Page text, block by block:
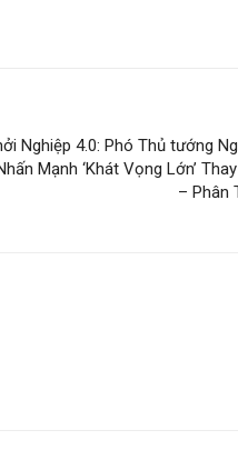
Nghiệp 4.0: Phó Thủ tướng
Mạnh ‘Khát Vọng Lớn’
– Phân